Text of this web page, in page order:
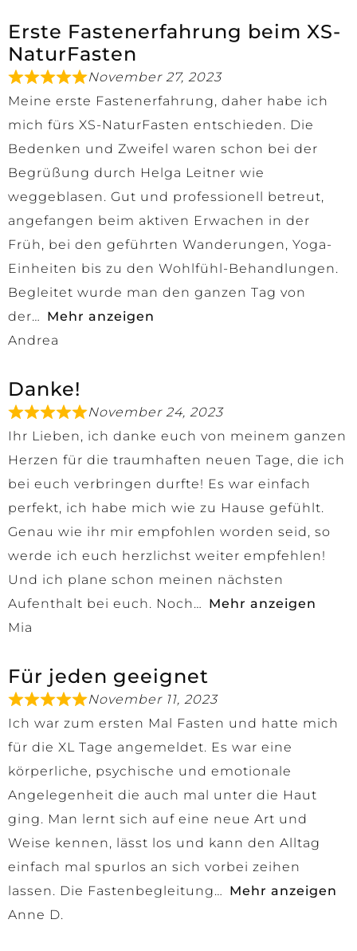
Erste Fastenerfahrung beim XS-
NaturFasten
November 27, 2023
Meine erste Fastenerfahrung, daher habe ich
mich fürs XS-NaturFasten entschieden. Die
Bedenken und Zweifel waren schon bei der
Begrüßung durch Helga Leitner wie
weggeblasen. Gut und professionell betreut,
angefangen beim aktiven Erwachen in der
Früh, bei den geführten Wanderungen, Yoga-
Einheiten bis zu den Wohlfühl-Behandlungen.
Begleitet wurde man den ganzen Tag von
der
Mehr anzeigen
Andrea
Danke!
November 24, 2023
Ihr Lieben, ich danke euch von meinem ganzen
Herzen für die traumhaften neuen Tage, die ich
bei euch verbringen durfte! Es war einfach
perfekt, ich habe mich wie zu Hause gefühlt.
Genau wie ihr mir empfohlen worden seid, so
werde ich euch herzlichst weiter empfehlen!
Und ich plane schon meinen nächsten
Aufenthalt bei euch. Noch
Mehr anzeigen
Mia
Für jeden geeignet
November 11, 2023
Ich war zum ersten Mal Fasten und hatte mich
für die XL Tage angemeldet. Es war eine
körperliche, psychische und emotionale
Angelegenheit die auch mal unter die Haut
ging. Man lernt sich auf eine neue Art und
Weise kennen, lässt los und kann den Alltag
einfach mal spurlos an sich vorbei zeihen
lassen. Die Fastenbegleitung
Mehr anzeigen
Anne D.